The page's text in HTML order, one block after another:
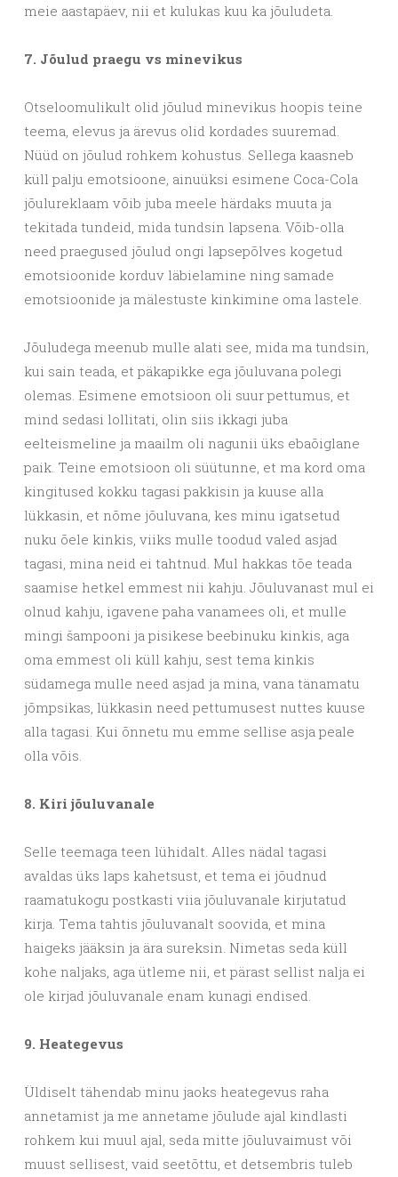
meie aastapäev, nii et kulukas kuu ka jõuludeta.
7. Jõulud praegu vs minevikus
Otseloomulikult olid jõulud minevikus hoopis teine
teema, elevus ja ärevus olid kordades suuremad.
Nüüd on jõulud rohkem kohustus. Sellega kaasneb
küll palju emotsioone, ainuüksi esimene Coca-Cola
jõulureklaam võib juba meele härdaks muuta ja
tekitada tundeid, mida tundsin lapsena. Võib-olla
need praegused jõulud ongi lapsepõlves kogetud
emotsioonide korduv läbielamine ning samade
emotsioonide ja mälestuste kinkimine oma lastele.
Jõuludega meenub mulle alati see, mida ma tundsin,
kui sain teada, et päkapikke ega jõuluvana polegi
olemas. Esimene emotsioon oli suur pettumus, et
mind sedasi lollitati, olin siis ikkagi juba
eelteismeline ja maailm oli nagunii üks ebaõiglane
paik. Teine emotsioon oli süütunne, et ma kord oma
kingitused kokku tagasi pakkisin ja kuuse alla
lükkasin, et nõme jõuluvana, kes minu igatsetud
nuku õele kinkis, viiks mulle toodud valed asjad
tagasi, mina neid ei tahtnud. Mul hakkas tõe teada
saamise hetkel emmest nii kahju. Jõuluvanast mul ei
olnud kahju, igavene paha vanamees oli, et mulle
mingi šampooni ja pisikese beebinuku kinkis, aga
oma emmest oli küll kahju, sest tema kinkis
südamega mulle need asjad ja mina, vana tänamatu
jõmpsikas, lükkasin need pettumusest nuttes kuuse
alla tagasi. Kui õnnetu mu emme sellise asja peale
olla võis.
8. Kiri jõuluvanale
Selle teemaga teen lühidalt. Alles nädal tagasi
avaldas üks laps kahetsust, et tema ei jõudnud
raamatukogu postkasti viia jõuluvanale kirjutatud
kirja. Tema tahtis jõuluvanalt soovida, et mina
haigeks jääksin ja ära sureksin. Nimetas seda küll
kohe naljaks, aga ütleme nii, et pärast sellist nalja ei
ole kirjad jõuluvanale enam kunagi endised.
9. Heategevus
Üldiselt tähendab minu jaoks heategevus raha
annetamist ja me annetame jõulude ajal kindlasti
rohkem kui muul ajal, seda mitte jõuluvaimust või
muust sellisest, vaid seetõttu, et detsembris tuleb